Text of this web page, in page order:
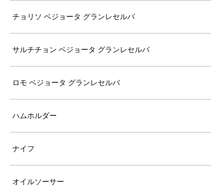
チョリソ ベジョータ グランレセルバ
サルチチョン ベジョータ グランレセルバ
ロモ ベジョータ グランレセルバ
ハムホルダー
ナイフ
オイルソーサー